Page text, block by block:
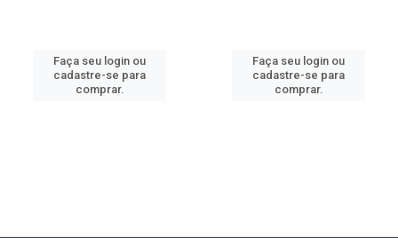
Faça seu login ou
cadastre-se para
comprar.
Faça seu login ou
cadastre-se para
comprar.